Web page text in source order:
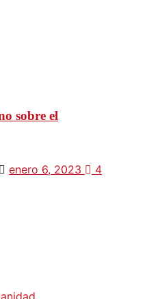
sobre el
enero 6, 2023 4